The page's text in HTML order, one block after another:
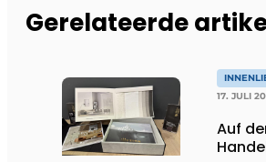
Gerelateerde
17. JULI
Auf